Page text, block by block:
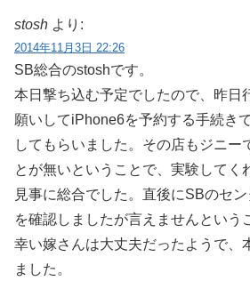
stosh より:
2014年11月3日 22:26
SB総合のstoshです。
本日撃ち込む予定でしたので、昨日
願いしてiPhone6を予約する手続き
してもらいました。その店もジニー
とが無いということで、実験してく
見事に総合でした。直後にSBのセ
を確認しましたが言えませんという
幸い嫁さんは大丈夫だったようで、
ました。